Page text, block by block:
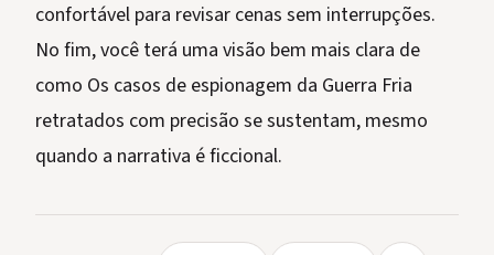
confortável para revisar cenas sem interrupções.
No fim, você terá uma visão bem mais clara de
como Os casos de espionagem da Guerra Fria
retratados com precisão se sustentam, mesmo
quando a narrativa é ficcional.